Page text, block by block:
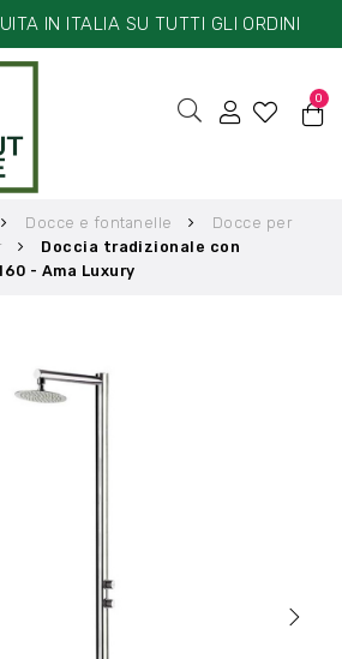
IN ITALIA SU TUTTI GLI ORDINI
0
Docce e fontanelle
Docce per
Doccia tradizionale con
- Ama Luxury